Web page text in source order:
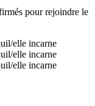
pour rejoindre le
elle incarne
elle incarne
elle incarne